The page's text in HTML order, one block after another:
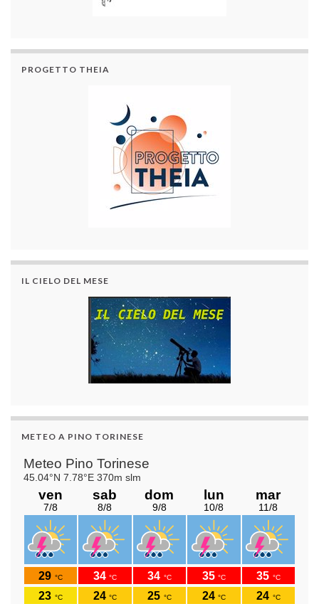
PROGETTO THEIA
IL CIELO DEL MESE
METEO A PINO TORINESE